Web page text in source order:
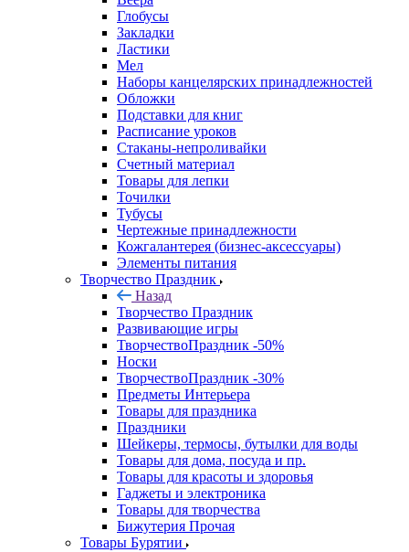
Глобусы
Закладки
Ластики
Мел
Наборы канцелярских принадлежностей
Обложки
Подставки для книг
Расписание уроков
Стаканы-непроливайки
Счетный материал
Товары для лепки
Точилки
Тубусы
Чертежные принадлежности
Кожгалантерея (бизнес-аксессуары)
Элементы питания
Творчество Праздник
Назад
Творчество Праздник
Развивающие игры
ТворчествоПраздник -50%
Носки
ТворчествоПраздник -30%
Предметы Интерьера
Товары для праздника
Праздники
Шейкеры, термосы, бутылки для воды
Товары для дома, посуда и пр.
Товары для красоты и здоровья
Гаджеты и электроника
Товары для творчества
Бижутерия Прочая
Товары Бурятии